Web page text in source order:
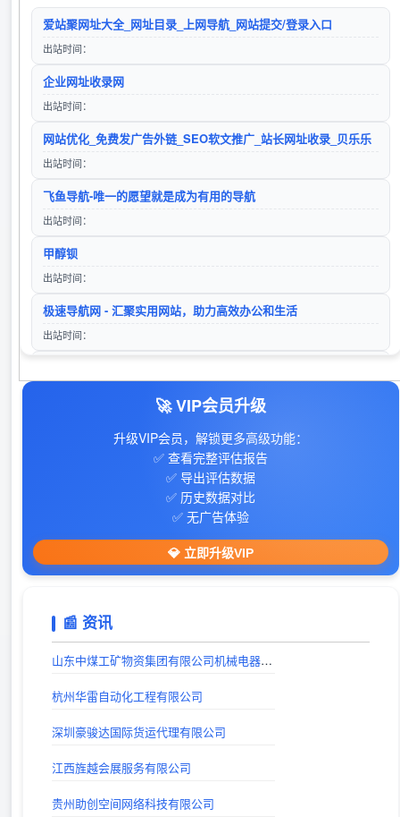
域名收录网-免费提供外链发布自动收录，来路自动排第一位,欢迎和本站自助交换友情链,增加网站的外链与收录。
三幺七317名站网-网站导航，名站目录，优秀网站收录平台！
访问站点
24小时秒收录网址导航 - 24小时链,网址推广,网址收录,网址推广,网址登陆,外链,友情链接网
入站时间：2025-06-15
入站时间：2023-01-16
入站时间：2023-01-17
入站时间：2025-12-01
入站时间：2026-01-11
入站时间：2023-01-16
入站时间：2023-01-16
入站时间：2024-04-26
爱站聚网址大全_网址目录_上网导航_网站提交/登录入口
出站时间：
企业网址收录网
出站时间：
网站优化_免费发广告外链_SEO软文推广_站长网址收录_贝乐乐
出站时间：
飞鱼导航-唯一的愿望就是成为有用的导航
出站时间：
甲醇钡
出站时间：
极速导航网 - 汇聚实用网站，助力高效办公和生活
出站时间：
606导航网_常用网址大全_生活服务_让上网更顺溜
出站时间：
出站时间：
出站时间：
🚀 VIP会员升级
升级VIP会员，解锁更多高级功能：
✅ 查看完整评估报告
✅ 导出评估数据
✅ 历史数据对比
✅ 无广告体验
💎 立即升级VIP
📰 资讯
山东中煤工矿物资集团有限公司机械电器制造分公司
杭州华雷自动化工程有限公司
深圳豪骏达国际货运代理有限公司
江西旌越会展服务有限公司
贵州助创空间网络科技有限公司